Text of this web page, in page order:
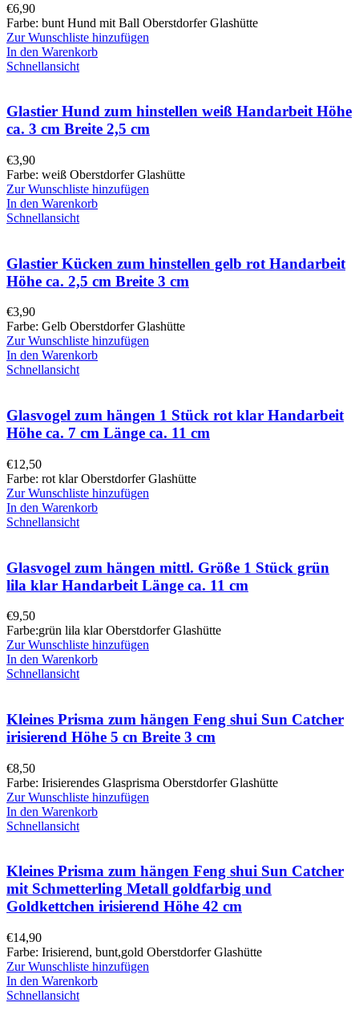
€6,90
Farbe: bunt Hund mit Ball Oberstdorfer Glashütte
Zur Wunschliste hinzufügen
In den Warenkorb
Schnellansicht
Glastier Hund zum hinstellen weiß Handarbeit Höhe
ca. 3 cm Breite 2,5 cm
€3,90
Farbe: weiß Oberstdorfer Glashütte
Zur Wunschliste hinzufügen
In den Warenkorb
Schnellansicht
Glastier Kücken zum hinstellen gelb rot Handarbeit
Höhe ca. 2,5 cm Breite 3 cm
€3,90
Farbe: Gelb Oberstdorfer Glashütte
Zur Wunschliste hinzufügen
In den Warenkorb
Schnellansicht
Glasvogel zum hängen 1 Stück rot klar Handarbeit
Höhe ca. 7 cm Länge ca. 11 cm
€12,50
Farbe: rot klar Oberstdorfer Glashütte
Zur Wunschliste hinzufügen
In den Warenkorb
Schnellansicht
Glasvogel zum hängen mittl. Größe 1 Stück grün
lila klar Handarbeit Länge ca. 11 cm
€9,50
Farbe:grün lila klar Oberstdorfer Glashütte
Zur Wunschliste hinzufügen
In den Warenkorb
Schnellansicht
Kleines Prisma zum hängen Feng shui Sun Catcher
irisierend Höhe 5 cn Breite 3 cm
€8,50
Farbe: Irisierendes Glasprisma Oberstdorfer Glashütte
Zur Wunschliste hinzufügen
In den Warenkorb
Schnellansicht
Kleines Prisma zum hängen Feng shui Sun Catcher
mit Schmetterling Metall goldfarbig und
Goldkettchen irisierend Höhe 42 cm
€14,90
Farbe: Irisierend, bunt,gold Oberstdorfer Glashütte
Zur Wunschliste hinzufügen
In den Warenkorb
Schnellansicht